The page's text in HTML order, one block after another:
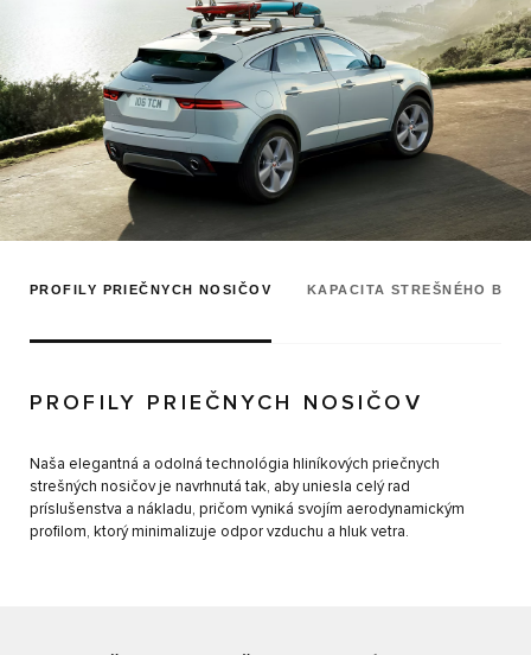
PROFILY PRIEČNYCH NOSIČOV KAPACITA STREŠNÉHO
PROFILY PRIEČNYCH NOSIČOV
Naša elegantná a odolná technológia hliníkových priečnych
strešných nosičov je navrhnutá tak, aby uniesla celý rad
príslušenstva a nákladu, pričom vyniká svojím aerodynamickým
profilom, ktorý minimalizuje odpor vzduchu a hluk vetra.